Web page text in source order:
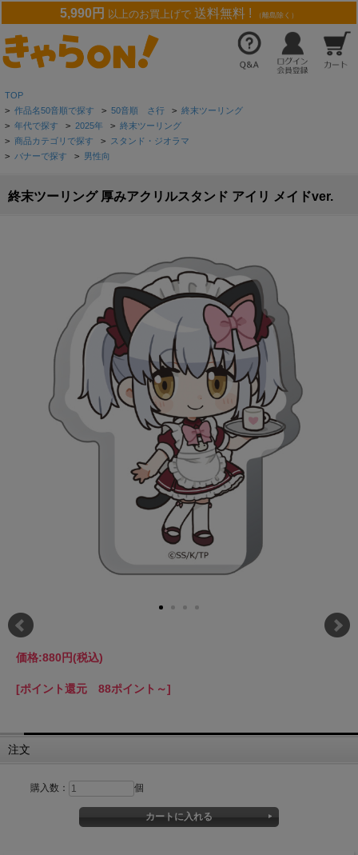
5,990円 以上のお買上げで 送料無料 ! （離島除く）
TOP
> 作品名50音順で探す > 50音順 さ行 > 終末ツーリング
> 年代で探す > 2025年 > 終末ツーリング
> 商品カテゴリで探す > スタンド・ジオラマ
> バナーで探す > 男性向
終末ツーリング 厚みアクリルスタンド アイリ メイドver.
価格:880円(税込)
[ポイント還元 88ポイント～]
注文
購入数： 個